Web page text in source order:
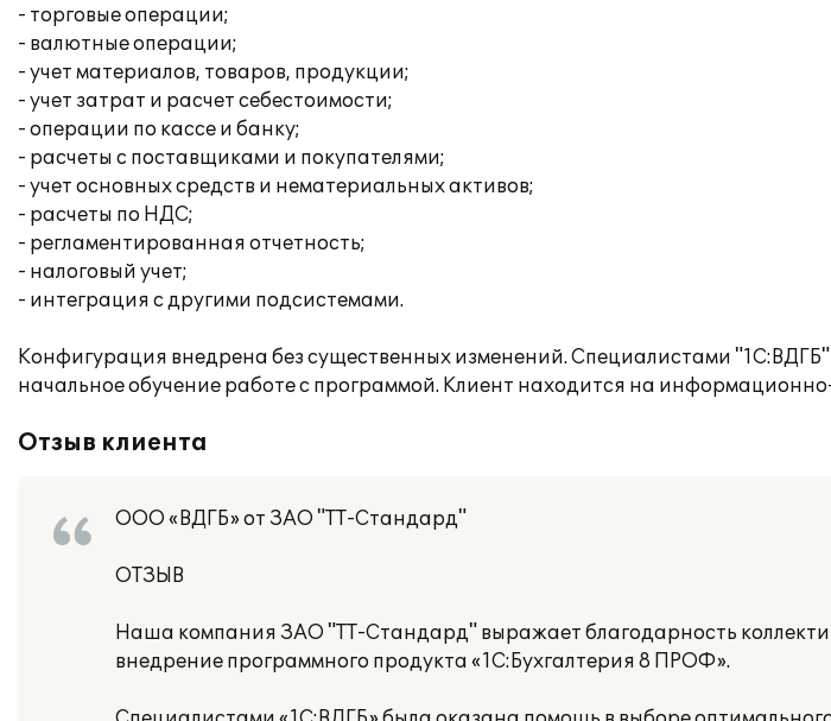
- торговые операции;
- валютные операции;
- учет материалов, товаров, продукции;
- учет затрат и расчет себестоимости;
- операции по кассе и банку;
- расчеты с поставщиками и покупателями;
- учет основных средств и нематериальных активов;
- расчеты по НДС;
- регламентированная отчетность;
- налоговый учет;
- интеграция с другими подсистемами.
Конфигурация внедрена без существенных изменений. Специалистами
начальное обучение работе с программой. Клиент находится на
Отзыв клиента
ООО «ВДГБ» от ЗАО "ТТ-Стандард"
ОТЗЫВ
Наша компания ЗАО "ТТ-Стандард" выражает благодарность
внедрение программного продукта «1С:Бухгалтерия 8 ПРОФ».